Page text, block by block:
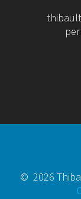
© 2026